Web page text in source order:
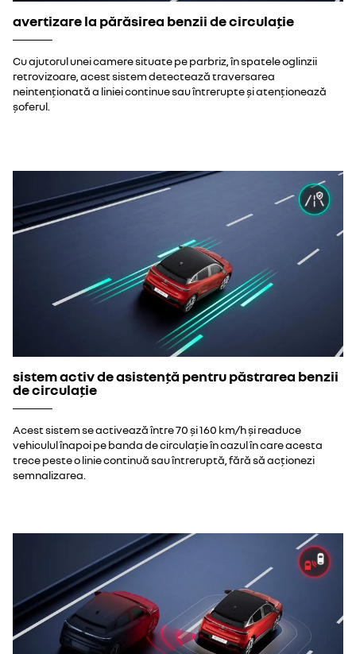
avertizare la părăsirea benzii de circulație
Cu ajutorul unei camere situate pe parbriz, în spatele oglinzii
retrovizoare, acest sistem detectează traversarea
neintenționată a liniei continue sau întrerupte și atenționează
șoferul.
sistem activ de asistență pentru păstrarea benzii
de circulație
Acest sistem se activează între 70 și 160 km/h și readuce
vehiculul înapoi pe banda de circulație în cazul în care acesta
trece peste o linie continuă sau întreruptă, fără să acționezi
semnalizarea.